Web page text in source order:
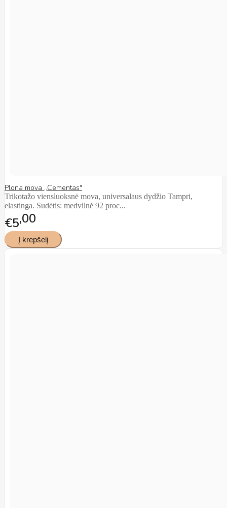
Plona mova ,,Cementas"
Trikotažo viensluoksnė mova, universalaus dydžio Tampri,
elastinga. Sudėtis: medvilnė 92 proc...
€5 00